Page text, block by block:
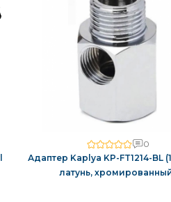
0
Адаптер Kaplya KP-FT1214-BL
латунь,